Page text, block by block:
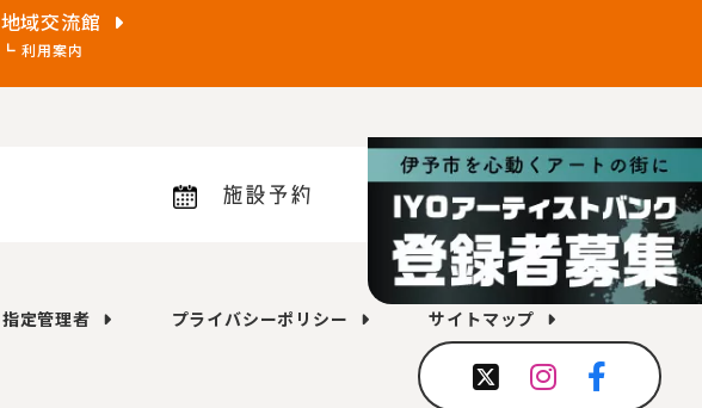
地域交流館
利用案内
施設予約
指定管理者 プライバシーポリシー サイトマップ